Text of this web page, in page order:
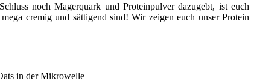
noch Magerquark und Proteinpulver dazugebt, ist euch
cremig und sättigend sind! Wir zeigen euch unser Protein